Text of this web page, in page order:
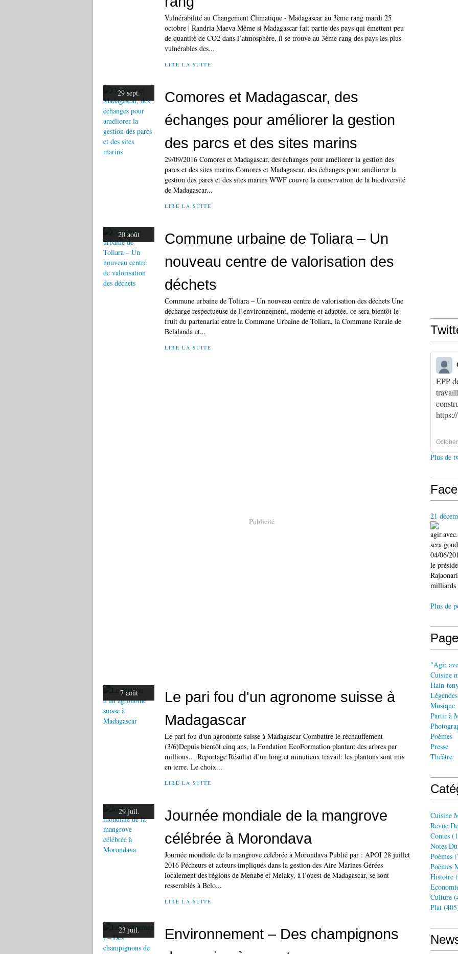
Vulnérabilité au Changement Climatique - Madagascar au 3ème rang mardi 25
octobre | Randria Maeva Même si Madagascar fait partie des pays qui émettent peu
de quantité de CO2 dans l’atmosphère, il se trouve au 3ème rang des pays les plus
vulnérables des...
LIRE LA SUITE
29 sept.
Comores et Madagascar, des
échanges pour améliorer la gestion
des parcs et des sites marins
29/09/2016 Comores et Madagascar, des échanges pour améliorer la gestion des
parcs et des sites marins Comores et Madagascar, des échanges pour améliorer la
gestion des parcs et des sites marins WWF couvre la conservation de la biodiversité
de Madagascar...
LIRE LA SUITE
20 août
Commune urbaine de Toliara – Un
nouveau centre de valorisation des
déchets
Commune urbaine de Toliara – Un nouveau centre de valorisation des déchets Une
décharge respectueuse de l’environnement, moderne et adaptée, ce sera bientôt le
fruit du partenariat entre la Commune Urbaine de Toliara, la Commune Rurale de
Belalanda et...
LIRE LA SUITE
Publicité
7 août
Le pari fou d'un agronome suisse à
Madagascar
Le pari fou d'un agronome suisse à Madagascar Combattre le réchauffement
(3/6)Depuis bientôt cinq ans, la Fondation EcoFormation plantant des arbres par
millions… Reportage Résultat d’un long et minutieux travail: les plantons sont mis
en terre. Le choix...
LIRE LA SUITE
29 juil.
Journée mondiale de la mangrove
célébrée à Morondava
Journée mondiale de la mangrove célébrée à Morondava Publié par : APOI 28 juillet
2016 Pécheurs et acteurs impliqués dans la gestion des Aire Marines Gérées
localement des régions de Menabe et Melaky, à l’ouest de Madagascar, se sont
ressemblés à Belo...
LIRE LA SUITE
23 juil.
Environnement – Des champignons
EPP
Plus de
21
sera
04/06/
le
milliards
Plus de
"Agir
Cuisine
Hain-
Légendes
Musique
Partir à
Poèmes
Presse
Théâtre
Cuisine
Revue
Contes
Notes Du
Poèmes
Poèmes
Histoire
Culture
Plat